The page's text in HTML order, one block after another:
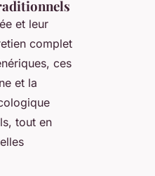
et leur
complet
ces
et la
tout en